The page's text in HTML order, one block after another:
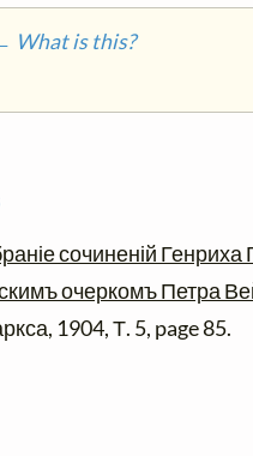
is this?
сочиненій
очеркомъ Петра
1904, Т. 5, page 85.